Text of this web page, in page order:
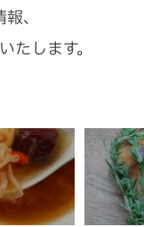
、
たします。